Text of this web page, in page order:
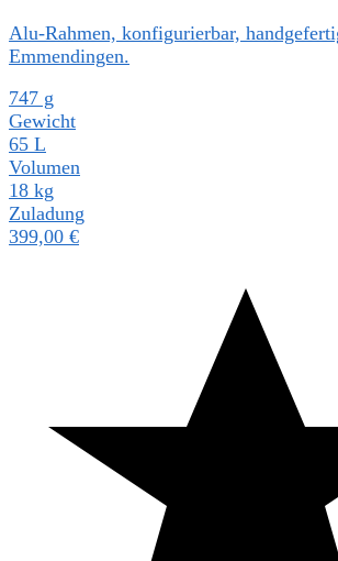
Alu-Rahmen, konfigurierbar,
Emmendingen.
747 g
Gewicht
65 L
Volumen
18 kg
Zuladung
399,00 €